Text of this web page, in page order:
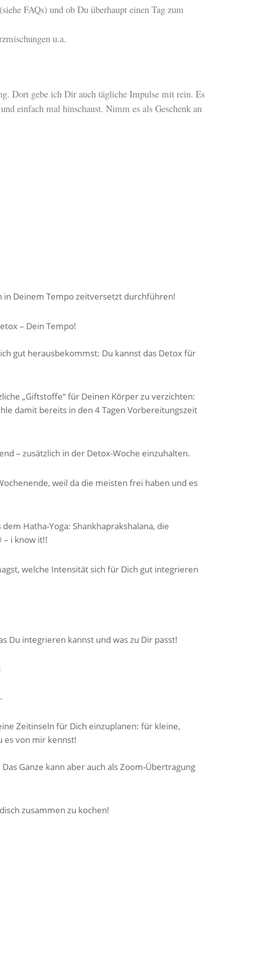
FAQs) und ob Du überhaupt einen Tag zum
u.a.
Dort gebe ich Dir auch tägliche Impulse mit rein. Es
einfach mal hinschaust. Nimm es als Geschenk an
in Deinem Tempo zeitversetzt durchführen!
– Dein Tempo!
gut herausbekommst: Du kannst das Detox für
„Giftstoffe“ für Deinen Körper zu verzichten:
damit bereits in den 4 Tagen Vorbereitungszeit
– zusätzlich in der Detox-Woche einzuhalten.
weil da die meisten frei haben und es
Hatha-Yoga: Shankhaprakshalana, die
– i know it!!
welche Intensität sich für Dich gut integrieren
Du integrieren kannst und was zu Dir passt!
Zeitinseln für Dich einzuplanen: für kleine,
es von mir kennst!
Ganze kann aber auch als Zoom-Übertragung
zusammen zu kochen!